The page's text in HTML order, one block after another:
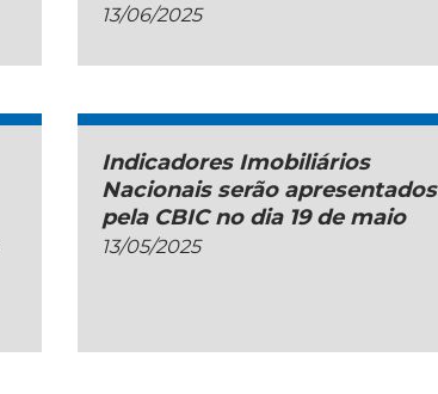
13/06/2025
Indicadores Imobiliários
Nacionais serão apresentados
pela CBIC no dia 19 de maio
13/05/2025